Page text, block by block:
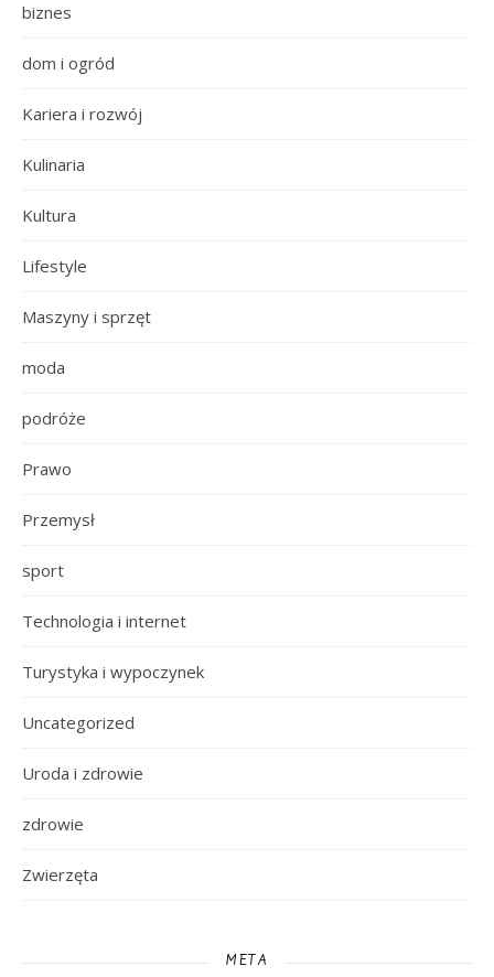
biznes
dom i ogród
Kariera i rozwój
Kulinaria
Kultura
Lifestyle
Maszyny i sprzęt
moda
podróże
Prawo
Przemysł
sport
Technologia i internet
Turystyka i wypoczynek
Uncategorized
Uroda i zdrowie
zdrowie
Zwierzęta
META